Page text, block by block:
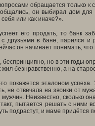
обращается только к
он выбирал дом для
или как иначе?».
его продать, то банк
друзьями в бане, парился и
он начинает понимать, что
но в эти годы
безнравственно, а на
покажется эталоном
отвечала на звонки от
Неизвестно, сколько
пытается решать с ними
подрастут, и маме придётся